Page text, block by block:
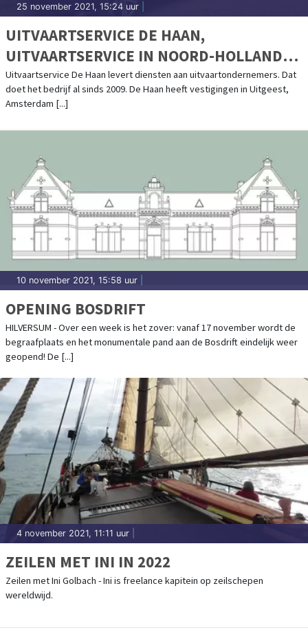
25 november 2021, 15:24 uur
UITVAARTSERVICE DE HAAN,
UITVAARTSERVICE IN NOORD-HOLLAND
EN DAARBUITEN
Uitvaartservice De Haan levert diensten aan uitvaartondernemers. Dat
doet het bedrijf al sinds 2009. De Haan heeft vestigingen in Uitgeest,
Amsterdam [...]
10 november 2021, 15:58 uur
OPENING BOSDRIFT
HILVERSUM - Over een week is het zover: vanaf 17 november wordt de
begraafplaats en het monumentale pand aan de Bosdrift eindelijk weer
geopend! De [...]
4 november 2021, 11:11 uur
ZEILEN MET INI IN 2022
Zeilen met Ini Golbach - Ini is freelance kapitein op zeilschepen
wereldwijd.